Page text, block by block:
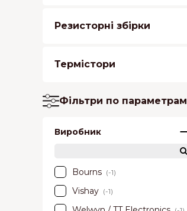
Резисторні збірки
Термістори
Фільтри по параметрам
Виробник
Bourns (-1)
Vishay (-1)